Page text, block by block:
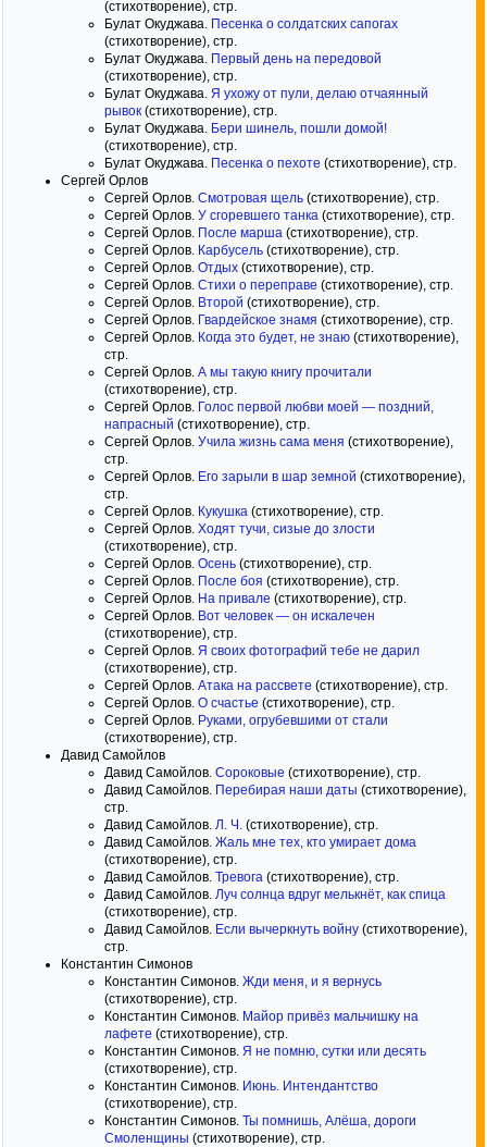
(стихотворение), стр.
Булат Окуджава. Песенка о солдатских сапогах
(стихотворение), стр.
Булат Окуджава. Первый день на передовой
(стихотворение), стр.
Булат Окуджава. Я ухожу от пули, делаю отчаянный
рывок (стихотворение), стр.
Булат Окуджава. Бери шинель, пошли домой!
(стихотворение), стр.
Булат Окуджава. Песенка о пехоте (стихотворение), стр.
Сергей Орлов
Сергей Орлов. Смотровая щель (стихотворение), стр.
Сергей Орлов. У сгоревшего танка (стихотворение), стр.
Сергей Орлов. После марша (стихотворение), стр.
Сергей Орлов. Карбусель (стихотворение), стр.
Сергей Орлов. Отдых (стихотворение), стр.
Сергей Орлов. Стихи о переправе (стихотворение), стр.
Сергей Орлов. Второй (стихотворение), стр.
Сергей Орлов. Гвардейское знамя (стихотворение), стр.
Сергей Орлов. Когда это будет, не знаю (стихотворение),
стр.
Сергей Орлов. А мы такую книгу прочитали
(стихотворение), стр.
Сергей Орлов. Голос первой любви моей — поздний,
напрасный (стихотворение), стр.
Сергей Орлов. Учила жизнь сама меня (стихотворение),
стр.
Сергей Орлов. Его зарыли в шар земной (стихотворение),
стр.
Сергей Орлов. Кукушка (стихотворение), стр.
Сергей Орлов. Ходят тучи, сизые до злости
(стихотворение), стр.
Сергей Орлов. Осень (стихотворение), стр.
Сергей Орлов. После боя (стихотворение), стр.
Сергей Орлов. На привале (стихотворение), стр.
Сергей Орлов. Вот человек — он искалечен
(стихотворение), стр.
Сергей Орлов. Я своих фотографий тебе не дарил
(стихотворение), стр.
Сергей Орлов. Атака на рассвете (стихотворение), стр.
Сергей Орлов. О счастье (стихотворение), стр.
Сергей Орлов. Руками, огрубевшими от стали
(стихотворение), стр.
Давид Самойлов
Давид Самойлов. Сороковые (стихотворение), стр.
Давид Самойлов. Перебирая наши даты (стихотворение),
стр.
Давид Самойлов. Л. Ч. (стихотворение), стр.
Давид Самойлов. Жаль мне тех, кто умирает дома
(стихотворение), стр.
Давид Самойлов. Тревога (стихотворение), стр.
Давид Самойлов. Луч солнца вдруг мелькнёт, как спица
(стихотворение), стр.
Давид Самойлов. Если вычеркнуть войну (стихотворение),
стр.
Константин Симонов
Константин Симонов. Жди меня, и я вернусь
(стихотворение), стр.
Константин Симонов. Майор привёз мальчишку на
лафете (стихотворение), стр.
Константин Симонов. Я не помню, сутки или десять
(стихотворение), стр.
Константин Симонов. Июнь. Интендантство
(стихотворение), стр.
Константин Симонов. Ты помнишь, Алёша, дороги
Смоленщины (стихотворение), стр.